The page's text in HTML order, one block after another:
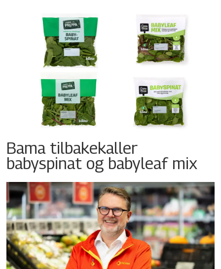
Bama tilbakekaller
babyspinat og babyleaf mix